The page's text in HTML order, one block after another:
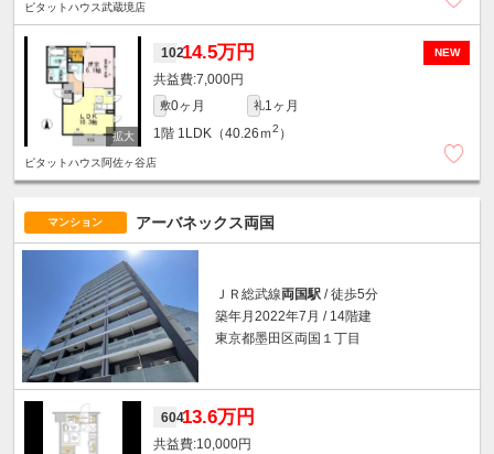
ピタットハウス武蔵境店
NEW
10214.5万円
7,000円
敷0ヶ月 礼1ヶ月
1階 1LDK（40.26ｍ2 ）
ピタットハウス阿佐ヶ谷店
マンション アーバネックス両国
ＪＲ総武線両国駅 / 徒歩5分
築年月2022年7月 / 14階建
東京都墨田区両国１丁目
60413.6万円
10,000円